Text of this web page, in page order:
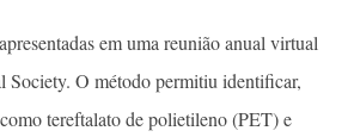
em uma reunião anual virtual
Society. O método permitiu identificar,
tereftalato de polietileno (PET) e